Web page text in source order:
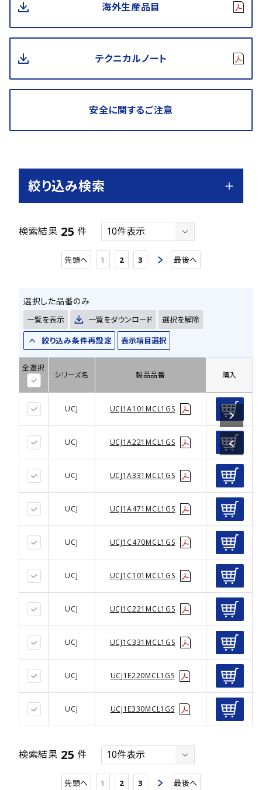
海外生産品目
テクニカルノート
安全に関するご注意
絞り込み検索
検索結果 25 件
先頭へ 1 2 3 最後へ
選択した品番のみ
一覧を表示 一覧をダウンロード
選択を解除
絞り込み条件再設定
表示項目選択
全選択
シリーズ名 製品品番 購入
UCJ UCJ1A101MCL1GS
UCJ UCJ1A221MCL1GS
UCJ UCJ1A331MCL1GS
UCJ UCJ1A471MCL1GS
UCJ UCJ1C470MCL1GS
UCJ UCJ1C101MCL1GS
UCJ UCJ1C221MCL1GS
UCJ UCJ1C331MCL1GS
UCJ UCJ1E220MCL1GS
UCJ UCJ1E330MCL1GS
検索結果 25 件
先頭へ 1 2 3 最後へ